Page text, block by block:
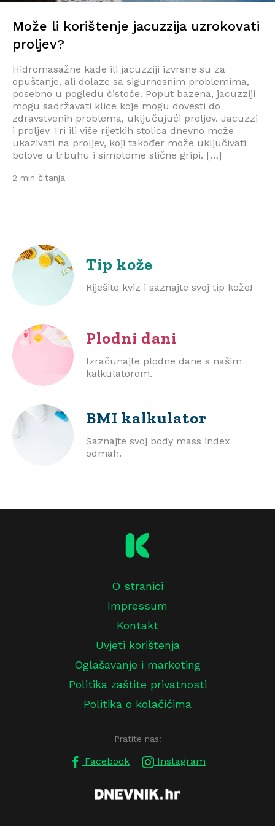
Može li korištenje jacuzzija uzrokovati
proljev?
Hidromasažne kade ili jacuzziji izvrsne su za
opuštanje, ali dolaze sa sigurnosnim problemima,
posebno u pogledu čistoće. Poput bazena, jacuzziji
mogu sadržavati klice koje mogu dovesti do
zdravstvenih problema, uključujući proljev. Jacuzzi
i proljev Tri ili više rijetkih stolica dnevno može
ukazivati ​​na proljev, koji također može uključivati ​​
bolove u trbuhu i simptome slične gripi. […]
2 min čitanja
Tip kože
Riješite kviz i saznajte svoj tip kože!
Plodni dani
Izračunajte plodne dane s našim
kalkulatorom.
BMI kalkulator
Saznajte svoj body mass index
odmah.
O stranici
Impressum
Kontakt
Uvjeti korištenja
Oglašavanje i marketing
Politika zaštite privatnosti
Politika o kolačićima
Pratite nas:
Facebook Instagram